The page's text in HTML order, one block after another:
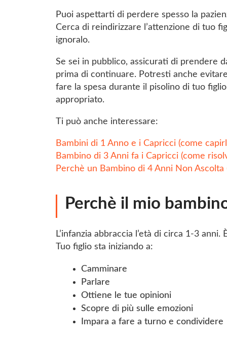
Puoi aspettarti di perdere spesso la
Cerca di reindirizzare l’attenzione di tuo
ignoralo.
Se sei in pubblico, assicurati di prendere
prima di continuare. Potresti anche
fare la spesa durante il pisolino di tuo
appropriato.
Ti può anche interessare:
Bambini di 1 Anno e i Capricci (come
Bambino di 3 Anni fa i Capricci (come
Perchè un Bambino di 4 Anni Non
Perchè il mio
L’infanzia abbraccia l’età di circa 1-3
Tuo figlio sta iniziando a:
Camminare
Parlare
Ottiene le tue opinioni
Scopre di più sulle emozioni
Impara a fare a turno e condividere